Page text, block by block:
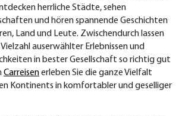
herrliche Städte, sehen
und hören spannende Geschichten
Land und Leute. Zwischendurch lassen
auserwählter Erlebnissen und
in bester Gesellschaft so richtig gut
Carreisenerleben Sie die ganze Vielfalt
Kontinents in komfortabler und geselliger